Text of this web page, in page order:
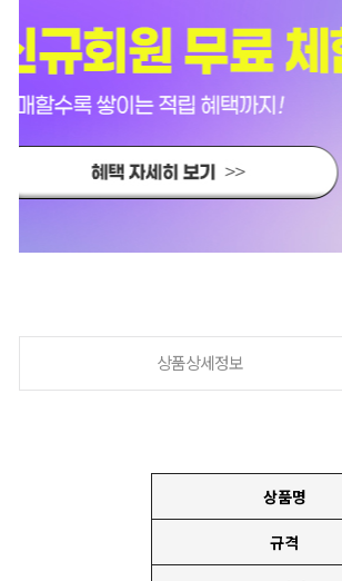
상품상세정보
상품명
규격